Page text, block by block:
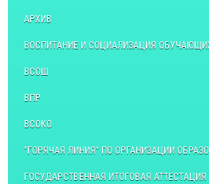
АРХИВ
ВОСПИТАНИЕ И СОЦИАЛИЗАЦИЯ
ВСОШ
ВПР
ВСОКО
"ГОРЯЧАЯ ЛИНИЯ" ПО ОРГАНИЗАЦИИ
ГОСУДАРСТВЕННАЯ ИТОГОВАЯ АТТЕСТАЦИЯ